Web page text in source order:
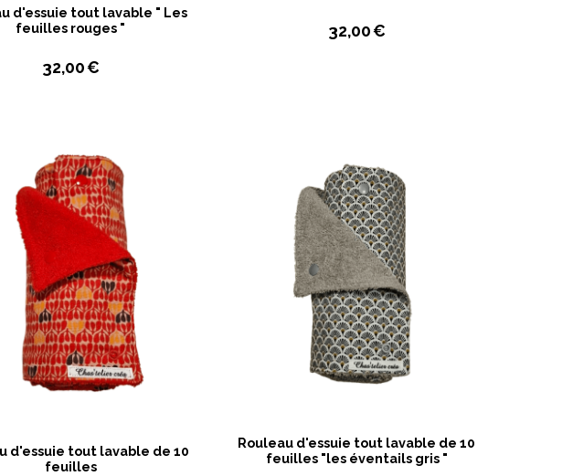
d'essuie tout lavable " Les
feuilles rouges "
32,00€
32,00€
d'essuie tout lavable de 10
feuilles
Rouleau d'essuie tout lavable de 10
feuilles "les éventails gris "